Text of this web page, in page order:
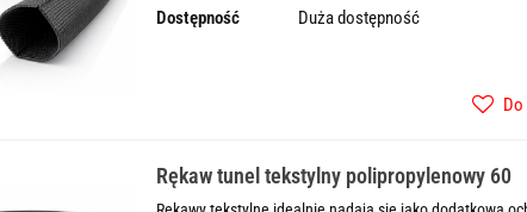
Dostępność
Duża dostępność
Rękaw tunel tekstylny polipropylenowy 60